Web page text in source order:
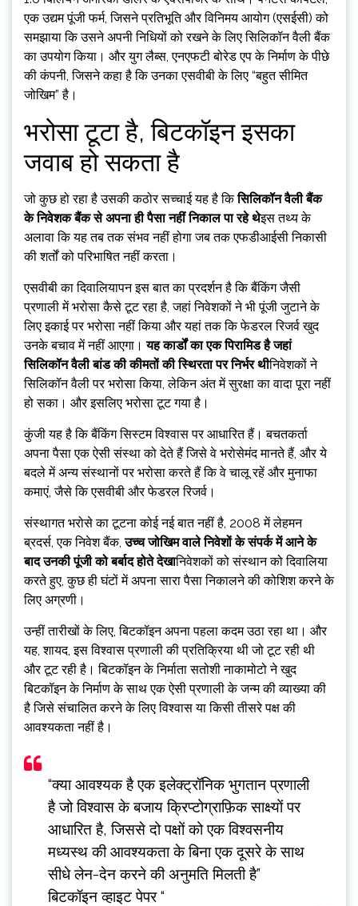
एक उद्यम पूंजी फर्म, जिसने प्रतिभूति और विनिमय आयोग (एसईसी) को
समझाया कि उसने अपनी निधियों को रखने के लिए सिलिकॉन वैली बैंक
का उपयोग किया। और युग लैब्स, एनएफटी बोरेड एप के निर्माण के पीछे
की कंपनी, जिसने कहा है कि उनका एसवीबी के लिए “बहुत सीमित
जोखिम” है।
भरोसा टूटा है, बिटकॉइन इसका
जवाब हो सकता है
जो कुछ हो रहा है उसकी कठोर सच्चाई यह है किसिलिकॉन वैली बैंक
के निवेशक बैंक से अपना ही पैसा नहीं निकाल पा रहे थेइस तथ्य के
अलावा कि यह तब तक संभव नहीं होगा जब तक एफडीआईसी निकासी
की शर्तों को परिभाषित नहीं करता।
एसवीबी का दिवालियापन इस बात का प्रदर्शन है कि बैंकिंग जैसी
प्रणाली में भरोसा कैसे टूट रहा है, जहां निवेशकों ने भी पूंजी जुटाने के
लिए इकाई पर भरोसा नहीं किया और यहां तक ​​कि फेडरल रिजर्व खुद
उनके बचाव में नहीं आएगा।यह कार्डों का एक पिरामिड है जहां
सिलिकॉन वैली बांड की कीमतों की स्थिरता पर निर्भर थीनिवेशकों ने
सिलिकॉन वैली पर भरोसा किया, लेकिन अंत में सुरक्षा का वादा पूरा नहीं
हो सका। और इसलिए भरोसा टूट गया है।
कुंजी यह है कि बैंकिंग सिस्टम विश्वास पर आधारित हैं। बचतकर्ता
अपना पैसा एक ऐसी संस्था को देते हैं जिसे वे भरोसेमंद मानते हैं, और ये
बदले में अन्य संस्थानों पर भरोसा करते हैं कि वे चालू रहें और मुनाफा
कमाएं, जैसे कि एसवीबी और फेडरल रिजर्व।
संस्थागत भरोसे का टूटना कोई नई बात नहीं है, 2008 में लेहमन
ब्रदर्स, एक निवेश बैंक,उच्च जोखिम वाले निवेशों के संपर्क में आने के
बाद उनकी पूंजी को बर्बाद होते देखानिवेशकों को संस्थान को दिवालिया
करते हुए, कुछ ही घंटों में अपना सारा पैसा निकालने की कोशिश करने के
लिए अग्रणी।
उन्हीं तारीखों के लिए, बिटकॉइन अपना पहला कदम उठा रहा था। और
यह, शायद, इस विश्वास प्रणाली की प्रतिक्रिया थी जो टूट रही थी
और टूट रही है। बिटकॉइन के निर्माता सतोशी नाकामोटो ने खुद
बिटकॉइन के निर्माण के साथ एक ऐसी प्रणाली के जन्म की व्याख्या की
है जिसे संचालित करने के लिए विश्वास या किसी तीसरे पक्ष की
आवश्यकता नहीं है।
“क्या आवश्यक है एक इलेक्ट्रॉनिक भुगतान प्रणाली
है जो विश्वास के बजाय क्रिप्टोग्राफ़िक साक्ष्यों पर
आधारित है, जिससे दो पक्षों को एक विश्वसनीय
मध्यस्थ की आवश्यकता के बिना एक दूसरे के साथ
सीधे लेन-देन करने की अनुमति मिलती है”
बिटकॉइन व्हाइट पेपर “